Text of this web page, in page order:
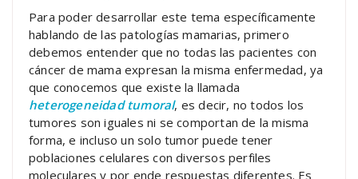
Para poder desarrollar este tema específicamente
hablando de las patologías mamarias, primero
debemos entender que no todas las pacientes con
cáncer de mama expresan la misma enfermedad, ya
que conocemos que existe la llamada
heterogeneidad tumoral, es decir, no todos los
tumores son iguales ni se comportan de la misma
forma, e incluso un solo tumor puede tener
poblaciones celulares con diversos perfiles
moleculares y por ende respuestas diferentes. Es